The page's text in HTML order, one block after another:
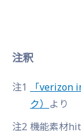
注釈
注1 「verizon
ク） より
注2 機能素材